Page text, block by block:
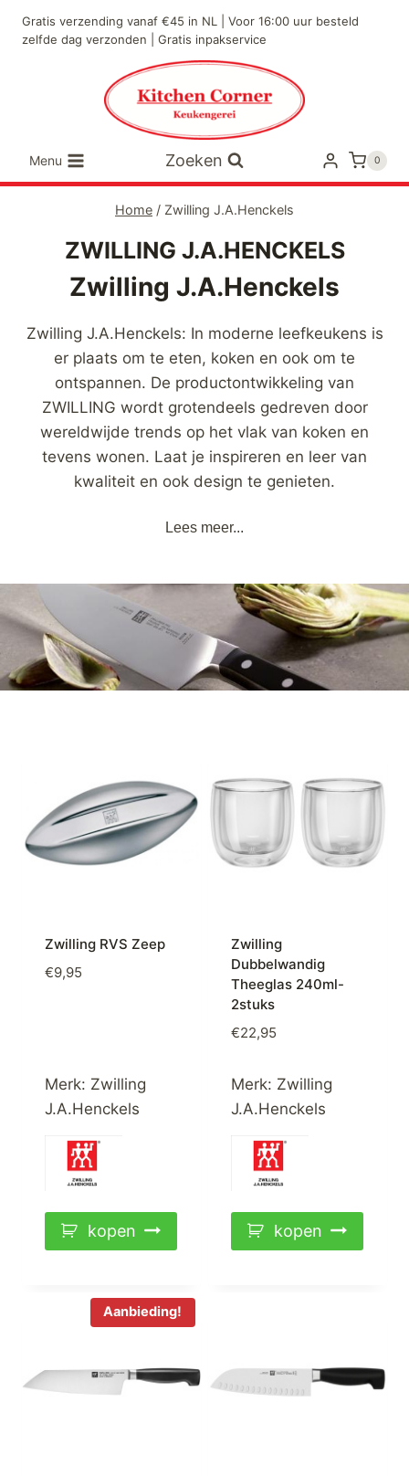
naar
Gratis verzending vanaf €45 in NL | Voor 16:00 uur besteld
zelfde dag verzonden | Gratis inpakservice
Menu Zoeken 0
Home / Zwilling J.A.Henckels
ZWILLING J.A.HENCKELS
Zwilling J.A.Henckels
Zwilling J.A.Henckels: In moderne leefkeukens is
er plaats om te eten, koken en ook om te
ontspannen. De productontwikkeling van
ZWILLING wordt grotendeels gedreven door
wereldwijde trends op het vlak van koken en
tevens wonen. Laat je inspireren en leer van
kwaliteit en ook design te genieten.
Lees meer...
Zwilling RVS Zeep
€9,95
Merk: Zwilling
J.A.Henckels
kopen
Zwilling
Dubbelwandig
Theeglas 240ml-
2stuks
€22,95
Merk: Zwilling
J.A.Henckels
kopen
Aanbieding!